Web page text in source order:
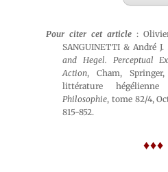
Pour citer cet article :
SANGUINETTI & André
and Hegel. Perceptual
Action, Cham,
littérature
Philosophie, tome 82/4,
815-852.
♦♦♦